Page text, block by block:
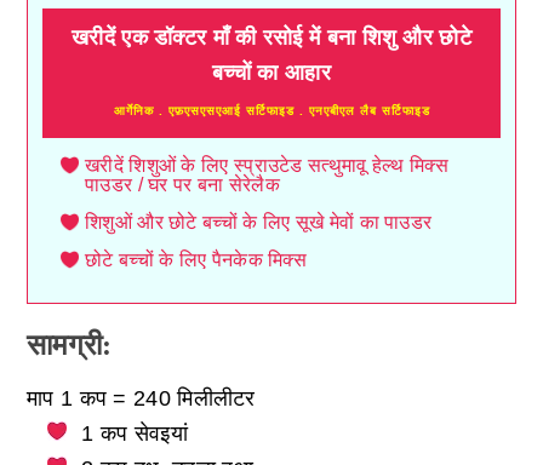
खरीदें एक डॉक्टर माँ की रसोई में बना शिशु और छोटे
बच्चों का आहार
आर्गेनिक . एफ़एसएसएआई सर्टिफाइड . एनएबीएल लैब सर्टिफाइड
खरीदें शिशुओं के लिए स्प्राउटेड सत्थुमावू हेल्थ मिक्स
पाउडर / घर पर बना सेरेलैक
शिशुओं और छोटे बच्चों के लिए सूखे मेवों का पाउडर
छोटे बच्चों के लिए पैनकेक मिक्स
सामग्री:
माप 1 कप = 240 मिलीलीटर
1 कप सेवइयां